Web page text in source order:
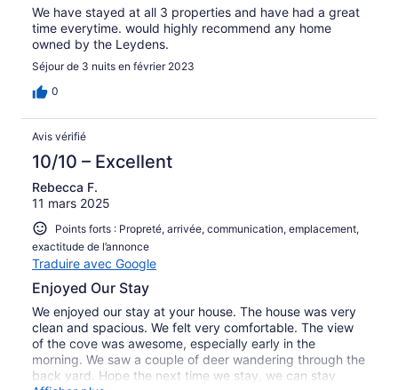
We have stayed at all 3 properties and have had a great
time everytime. would highly recommend any home
owned by the Leydens.
Séjour de 3 nuits en février 2023
0
Avis vérifié
10/10 – Excellent
Rebecca F.
11 mars 2025
Points forts : Propreté, arrivée, communication, emplacement,
exactitude de l’annonce
Traduire avec Google
Enjoyed Our Stay
We enjoyed our stay at your house. The house was very
clean and spacious. We felt very comfortable. The view
of the cove was awesome, especially early in the
morning. We saw a couple of deer wandering through the
back yard. Hope the next time we stay, we can stay